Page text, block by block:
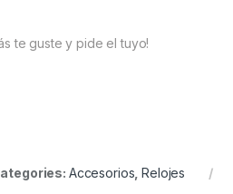
te guste y pide el tuyo!
Accesorios ,Relojes